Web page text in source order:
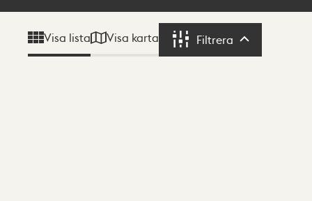
Visa lista Visa karta Filtrera Filtrera